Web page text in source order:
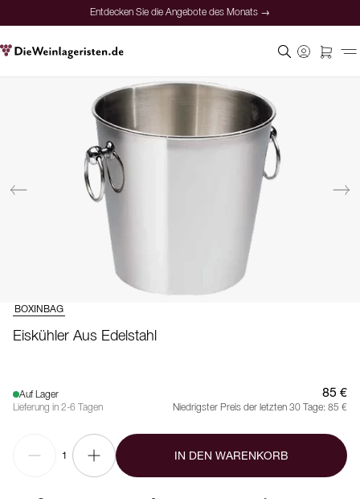
Entdecken Sie die Angebote des Monats →
BOXINBAG
Eiskühler Aus Edelstahl
Auf Lager
Lieferung in 2-6 Tagen
85 €
Niedrigster Preis der letzten 30 Tage: 85 €
1 IN DEN WARENKORB